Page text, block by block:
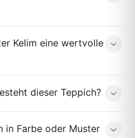
Kelim eine wertvolle
dieser Teppich?
in Farbe oder Muster